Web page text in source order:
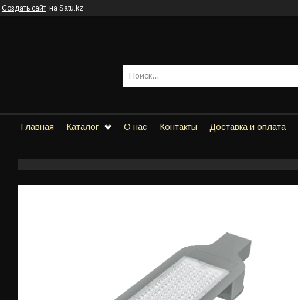
Создать сайт на Satu.kz
Главная Каталог О нас Контакты Доставка и оплата